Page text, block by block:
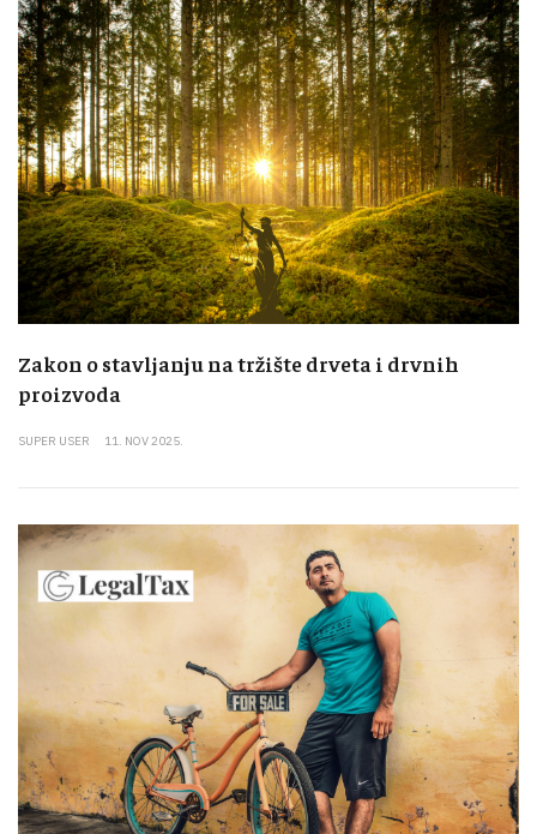
Zakon o stavljanju na tržište drveta i drvnih
proizvoda
SUPER USER 11. NOV 2025.